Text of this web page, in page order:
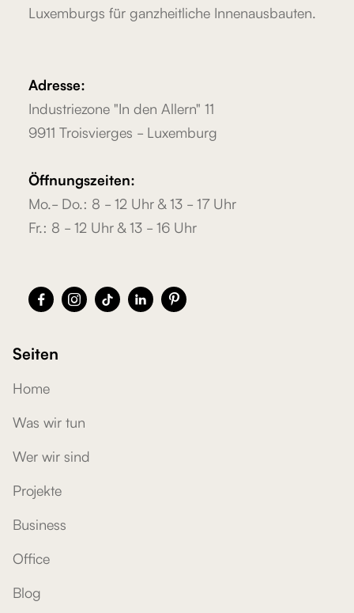
Luxemburgs für ganzheitliche Innenausbauten.
Adresse:
Industriezone "In den Allern" 11
9911 Troisvierges - Luxemburg
Öffnungszeiten:
Mo.- Do.: 8 - 12 Uhr & 13 - 17 Uhr
Fr.: 8 - 12 Uhr & 13 - 16 Uhr
    
Seiten
Home
Was wir tun
Wer wir sind
Projekte
Business
Office
Blog